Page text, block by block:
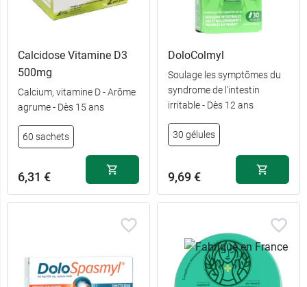
Calcidose Vitamine D3
500mg
Calcium, vitamine D - Arôme
agrume - Dès 15 ans
60 sachets
6,31 €
DoloColmyl
Soulage les symptômes du
syndrome de l'intestin
irritable - Dès 12 ans
30 gélules
9,69 €